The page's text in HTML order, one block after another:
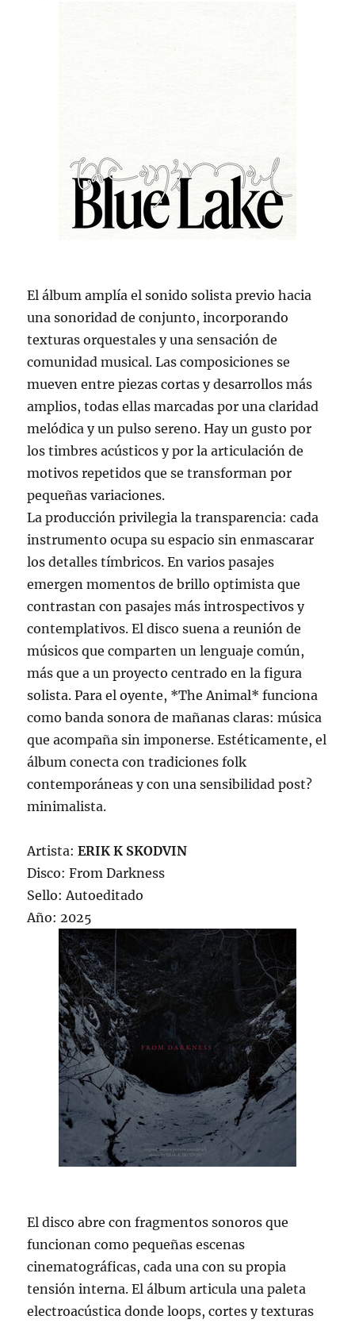
El álbum amplía el sonido solista previo hacia
una sonoridad de conjunto, incorporando
texturas orquestales y una sensación de
comunidad musical. Las composiciones se
mueven entre piezas cortas y desarrollos más
amplios, todas ellas marcadas por una claridad
melódica y un pulso sereno. Hay un gusto por
los timbres acústicos y por la articulación de
motivos repetidos que se transforman por
pequeñas variaciones.
La producción privilegia la transparencia: cada
instrumento ocupa su espacio sin enmascarar
los detalles tímbricos. En varios pasajes
emergen momentos de brillo optimista que
contrastan con pasajes más introspectivos y
contemplativos. El disco suena a reunión de
músicos que comparten un lenguaje común,
más que a un proyecto centrado en la figura
solista. Para el oyente, *The Animal* funciona
como banda sonora de mañanas claras: música
que acompaña sin imponerse. Estéticamente, el
álbum conecta con tradiciones folk
contemporáneas y con una sensibilidad post?
minimalista.
Artista:ERIK K SKODVIN
Disco: From Darkness
Sello: Autoeditado
Año: 2025
El disco abre con fragmentos sonoros que
funcionan como pequeñas escenas
cinematográficas, cada una con su propia
tensión interna. El álbum articula una paleta
electroacústica donde loops, cortes y texturas